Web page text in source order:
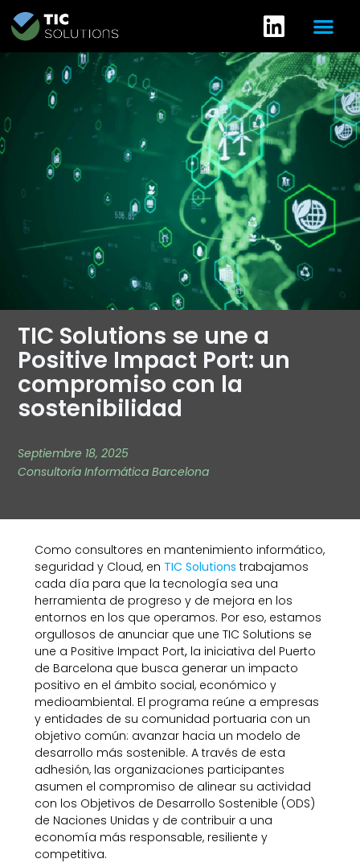
TIC Solutions se une a
Positive Impact Port: un
compromiso con la
sostenibilidad
Septiembre 18, 2025
Consultoría Informática Barcelona
Como consultores en mantenimiento informático,
seguridad y Cloud, en TIC Solutions trabajamos
cada día para que la tecnología sea una
herramienta de progreso y de mejora en los
entornos en los que operamos. Por eso, estamos
orgullosos de anunciar que une TIC Solutions se
une a Positive Impact Port,la iniciativa del Puerto
de Barcelona que busca generar un impacto
positivo en el ámbito social, económico y
medioambiental. El programa reúne a empresas
y entidades de su comunidad portuaria con un
objetivo común: avanzar hacia un modelo de
desarrollo más sostenible. A través de esta
adhesión, las organizaciones participantes
asumen el compromiso de alinear su actividad
con los Objetivos de Desarrollo Sostenible (ODS)
de Naciones Unidas y de contribuir a una
economía más responsable, resiliente y
competitiva.